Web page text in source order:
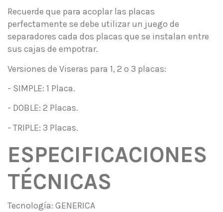
Recuerde que para acoplar las placas
perfectamente se debe utilizar un juego de
separadores cada dos placas que se instalan entre
sus cajas de empotrar.
Versiones de Viseras para 1, 2 o 3 placas:
- SIMPLE: 1 Placa.
- DOBLE: 2 Placas.
- TRIPLE: 3 Placas.
ESPECIFICACIONES
TÉCNICAS
Tecnología: GENERICA